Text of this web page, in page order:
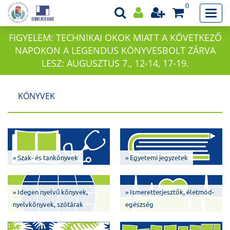
0
FIGYELEM: TECHNIKAI OKOK MIATT A KÖVETKEZŐ
NAPOKON A LEGENDUS KÖNYVESBOLT ZÁRVA
LESZ: AUGUSZTUS 7., 12-14, 17-19.
KÖNYVEK
» Szak- és tankönyvek » Egyetemi jegyzetek
» Idegen nyelvű könyvek,
nyelvkönyvek, szótárak
» Ismeretterjesztők, életmód-
egészség